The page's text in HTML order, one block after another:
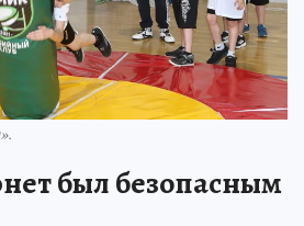
был безопасным